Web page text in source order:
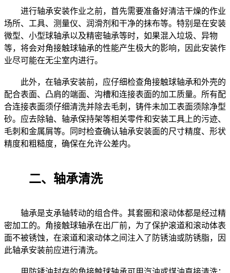
进行轴承安装作业之前，首先需要准备好清洁干燥的作业
场所、工具、测量仪、润滑剂和干净的抹布等。特别是在安装
微型、小型球轴承以及精密轴承等时，如果混入垃圾、异物
等，将会对角接触球轴承的性能产生极大的影响，因此安装作
业尽可能在无尘室内进行。
此外，在轴承安装前，应仔细检查角接触球轴承和外壳的
配合表面、凸肩的端面、沟槽和连接表面的加工质量。所有配
合连接表面须仔细清洗并除去毛刺，铸件未加工表面须除净型
砂。应去除轴、轴承保持架等相关零件和安装工具上的污迹、
毛刺和金属屑等。同时检查确认轴承安装面的尺寸精度、形状
精度和粗糙度，确保在允许公差内。
二、轴承清洗
轴承是支承轴转动的组合件。其套圈和滚动体都是经过精
密加工的。角接触球轴承在出厂前，为了保护滚道和滚动体表
面不被锈蚀，在滚道和滚动体之间注入了防锈油或防锈脂，因
此轴承安装前应进行清洗。